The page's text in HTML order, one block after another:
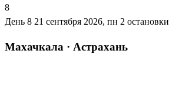
8
День 8 21 сентября 2026, пн 2 остановки
Махачкала · Астрахань